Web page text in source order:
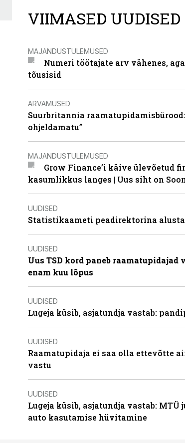
VIIMASED UUDISED
MAJANDUSTULEMUSED
Numeri töötajate arv vähenes,
tõusisid
ARVAMUSED
Suurbritannia
ohjeldamatu”
MAJANDUSTULEMUSED
Grow Finance’i käive ülevõetud
kasumlikkus langes | Uus siht on
UUDISED
Statistikaameti peadirektorina
UUDISED
Uus TSD kord paneb
enam kuu lõpus
UUDISED
Lugeja küsib, asjatundja vastab:
UUDISED
Raamatupidaja ei saa olla ettevõtte
vastu
UUDISED
Lugeja küsib, asjatundja vastab:
auto kasutamise hüvitamine